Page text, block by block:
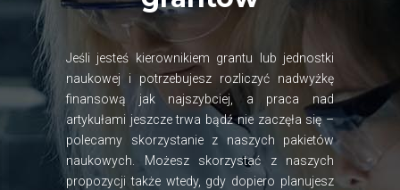
Jeśli jesteś kierownikiem grantu lub jednostki
naukowej i potrzebujesz rozliczyć nadwyżkę
finansową jak najszybciej, a praca nad
artykułami jeszcze trwa bądź nie zaczęła się –
polecamy skorzystanie z naszych pakietów
naukowych. Możesz skorzystać z naszych
propozycji także wtedy, gdy dopiero planujesz